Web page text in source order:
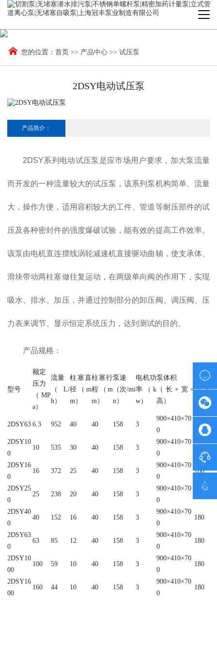
您的位置： 首页 >> 产品中心 >> 试压泵
2DSY电动试压泵
产品简介：
2DSY系列电动试压泵是应市场用户要求，加大泵流量
而开发的一种流量较大的试压泵，该系列泵机构简单、流量
大，操作方便，适用容积较大的工件、管道等耐压部件的试
压及各种密封件的强度爆破试验，能有效的提高工作效率。
该泵由电机直连摆线涡轮减速机直接驱动曲轴，使支承体、
滑块带动两柱塞做往复运动，在两级单向阀的作用下，实现
吸水、排水、加压，并通过控制部分的卸压阀、调压阀、压
力表来调节、显示恒定系统压力，达到测试的目的。
产品规格：
型号
额定
压力
（MP
a）
流量
（L/
h）
柱塞直
径（m
m）
柱塞行
程（m
m）
泵速
（次/mi
n）
电机功
率（k
w）
泵体积
（长×宽×
高）
重量
（k
g）
2DSY63 6.3 952 40 40 158 3
900×410×70
0
180
2DSY10
0
10 535 30 40 158 3
900×410×70
0
2DSY16
0
16 372 25 40 158 3
900×410×70
0
180
2DSY25
0
25 238 20 40 158 3
900×410×70
0
2DSY40
0
40 152 16 40 158 3
900×410×70
0
180
2DSY63
0
63 85 12 40 158 3
900×410×70
0
180
2DSY10
00
100 59 10 40 158 3
900×410×70
0
180
2DSY16
00
160 44 10 40 158 3
900×410×70
0
180




